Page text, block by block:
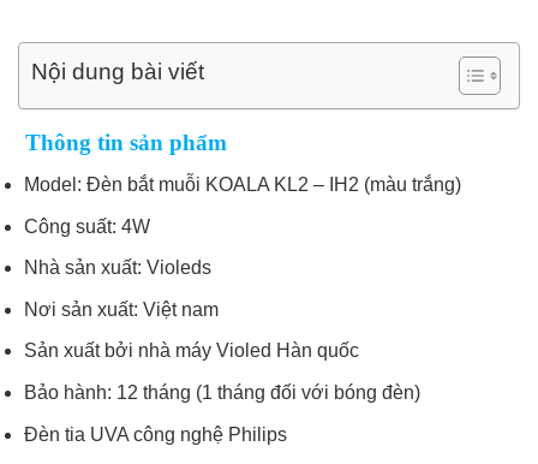
Nội dung bài viết
Thông tin sản phẩm
Model: Đèn bắt muỗi KOALA KL2 – IH2 (màu trắng)
Công suất: 4W
Nhà sản xuất: Violeds
Nơi sản xuất: Việt nam
Sản xuất bởi nhà máy Violed Hàn quốc
Bảo hành: 12 tháng (1 tháng đối với bóng đèn)
Đèn tia UVA công nghệ Philips